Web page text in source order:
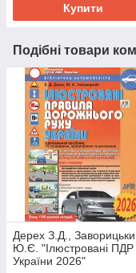
Купити
Подібні товари
Дерех З.Д.,
Ю.Є. "Ілюстровані ПДР
України 2026"